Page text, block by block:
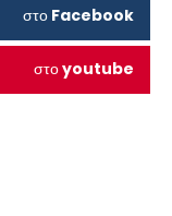
στο Facebook
στοyoutube